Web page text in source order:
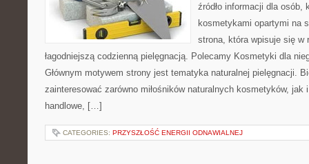
źródło informacji dla osób,
kosmetykami opartymi na
strona, która wpisuje się w
łagodniejszą codzienną pielęgnacją. Polecamy Kosmetyki dla
Głównym motywem strony jest tematyka naturalnej pielęgnacji.
zainteresować zarówno miłośników naturalnych kosmetyków, jak
handlowe, […]
CATEGORIES: PRZYSZŁOŚĆ ENERGII ODNAWIALNEJ